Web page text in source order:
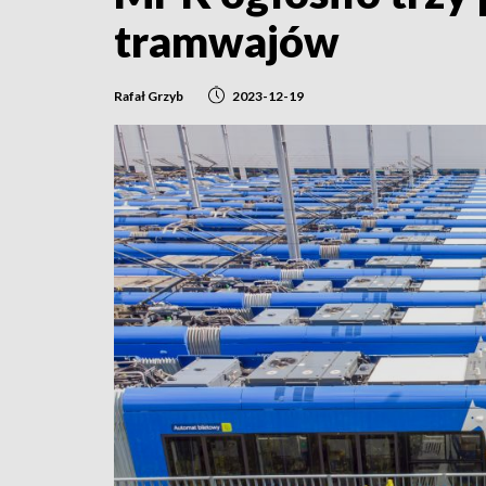
tramwajów
Rafał Grzyb 2023-12-19